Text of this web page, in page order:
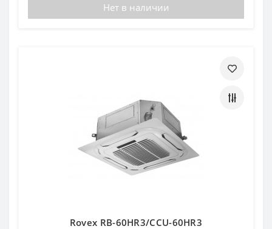
Нет в наличии
Rovex RB-60HR3/CCU-60HR3